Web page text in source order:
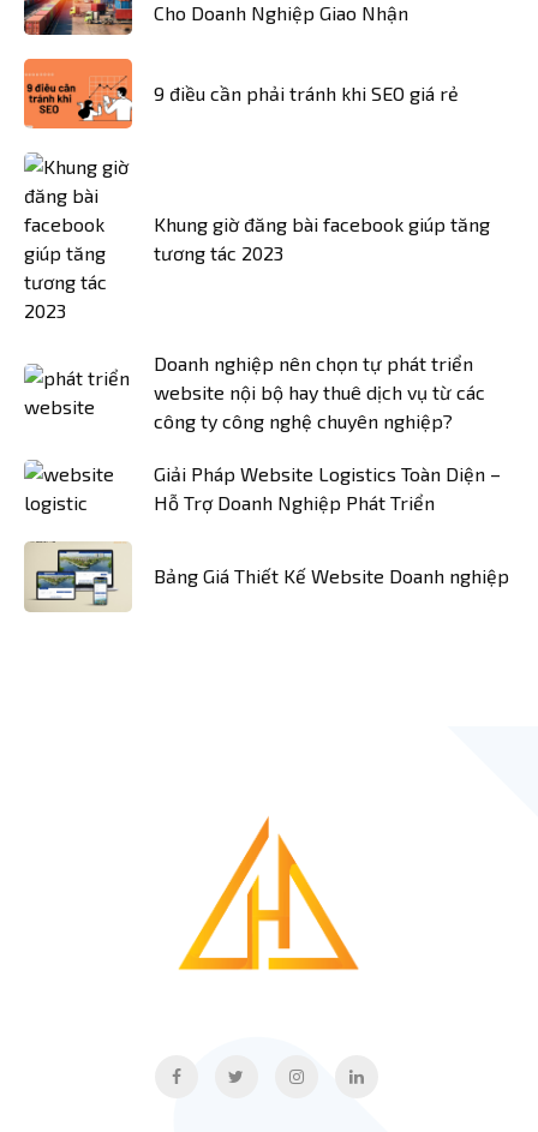
Cho Doanh Nghiệp Giao Nhận
9 điều cần phải tránh khi SEO giá rẻ
Khung giờ đăng bài facebook giúp tăng
tương tác 2023
Doanh nghiệp nên chọn tự phát triển
website nội bộ hay thuê dịch vụ từ các
công ty công nghệ chuyên nghiệp?
Giải Pháp Website Logistics Toàn Diện –
Hỗ Trợ Doanh Nghiệp Phát Triển
Bảng Giá Thiết Kế Website Doanh nghiệp